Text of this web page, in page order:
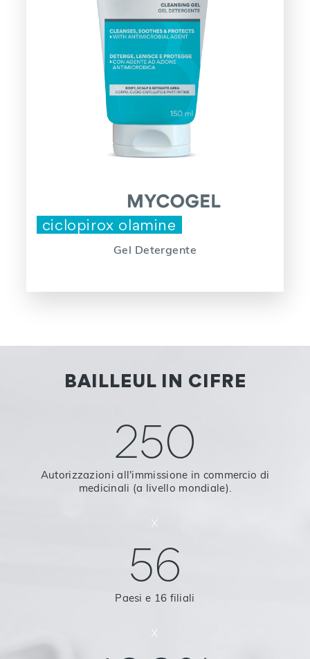
ciclopirox olamine
Gel Detergente
BAILLEUL IN CIFRE
250
Autorizzazioni all'immissione in commercio di
medicinali (a livello mondiale).
x
56
Paesi e 16 filiali
x